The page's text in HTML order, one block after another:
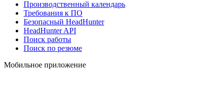
Производственный календарь
Требования к ПО
Безопасный HeadHunter
HeadHunter API
Поиск работы
Поиск по резюме
Мобильное приложение